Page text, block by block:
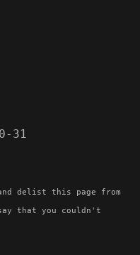
31
delist this page from
that you couldn't